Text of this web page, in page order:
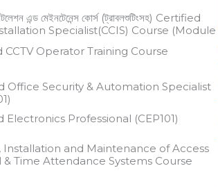
এন্ড মেইনটেনেন্স কোর্স (ট্রাবলশুটিংসহ) Certified
Specialist(CCIS) Course (Module
CCTV Operator Training Course
Office Security & Automation Specialist
Electronics Professional (CEP101)
Installation and Maintenance of Access
& Time Attendance Systems Course